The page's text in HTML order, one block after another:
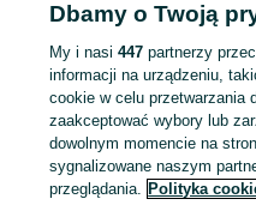
Małopolskie
Stoły - Nowy Sącz
KATEGORIA
ID:1047191811
Dbamy o Twoją
My i nasi447 partnerzy
informacji na urządzeniu,
cookie w celu przetwarzania
zaakceptować wybory lub
dowolnym momencie na
sygnalizowane naszym
przeglądania. Polityka